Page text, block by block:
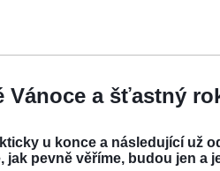
Vánoce a šťastný
u konce a následující už
jak pevně věříme, budou jen a